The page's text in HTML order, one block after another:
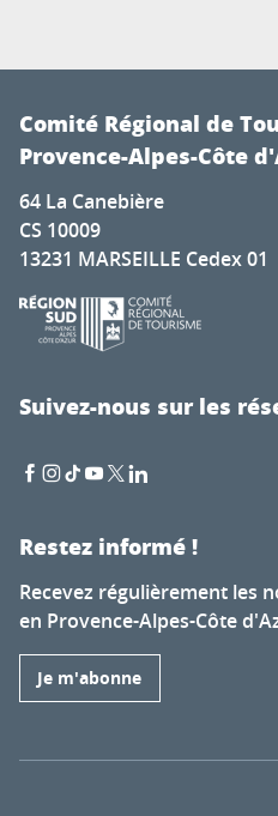
Comité Régional de
Provence-Alpes-Côte
64 La Canebière
CS 10009
13231 MARSEILLE Cedex 01
Suivez-nous sur les
Restez informé !
Recevez régulièrement les
en Provence-Alpes-Côte
Je m'abonne